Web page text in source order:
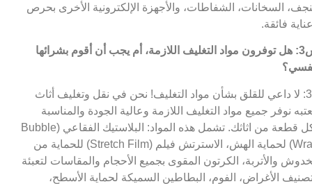
السخانات، الشفاطات، والأجهزة الإلكترونية الأخرى بحرص
فائقة.
س3: هل توفرون مواد التغليف اللازمة، أم يجب أن أقوم بشرائها
ج3: لا داعي للقلق بشأن مواد التغليف! نحن في نقل وتغليف أثاث
نوفر جميع مواد التغليف اللازمة وعالية الجودة والمناسبة
لكل قطعة من اثاثك. تشمل هذه المواد: البلاستيك الفقاعي (Bubble
Wrap) لحماية الهش، الاسترتش فيلم (Stretch Film) للحماية من
والأتربة، الكرتون المقوى بجميع الأحجام والمقاسات لتعبئة
الأغراض، الفوم، البطاطين السميكة لحماية الأسطح،